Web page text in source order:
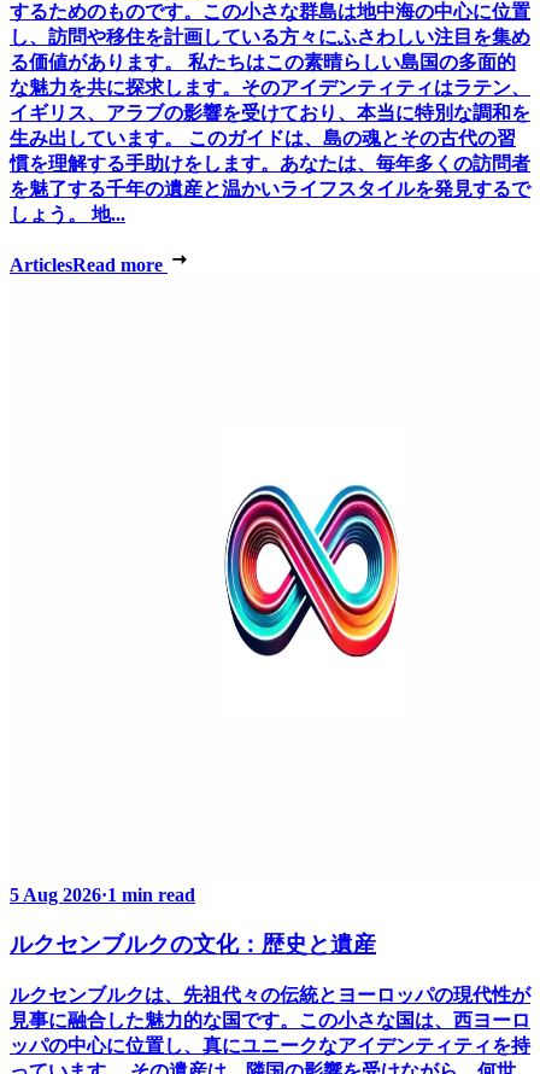
するためのものです。この小さな群島は地中海の中心に位置
し、訪問や移住を計画している方々にふさわしい注目を集め
る価値があります。 私たちはこの素晴らしい島国の多面的
な魅力を共に探求します。そのアイデンティティはラテン、
イギリス、アラブの影響を受けており、本当に特別な調和を
生み出しています。 このガイドは、島の魂とその古代の習
慣を理解する手助けをします。あなたは、毎年多くの訪問者
を魅了する千年の遺産と温かいライフスタイルを発見するで
しょう。 地...
ArticlesRead more
5 Aug 2026·1 min read
ルクセンブルクの文化：歴史と遺産
ルクセンブルクは、先祖代々の伝統とヨーロッパの現代性が
見事に融合した魅力的な国です。この小さな国は、西ヨーロ
ッパの中心に位置し、真にユニークなアイデンティティを持